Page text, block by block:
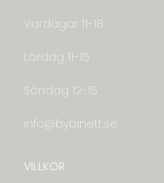
Vardagar 11-18
Lördag 11-15
Söndag 12-15
info@bybinett.se
VILLKOR